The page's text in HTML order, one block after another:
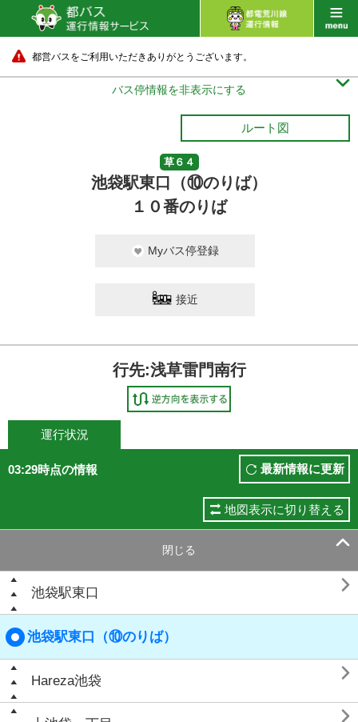
都営バスをご利用いただきありがとうございます。
バス停情報を非表示にする 
ルート図
草６４
池袋駅東口（⑩のりば）
１０番のりば
Myバス停登録
接近
行先:浅草雷門南行
運行状況
03:29時点の情報 最新情報に更新
地図表示に切り替える
閉じる 
池袋駅東口 
池袋駅東口（⑩のりば）
Hareza池袋 